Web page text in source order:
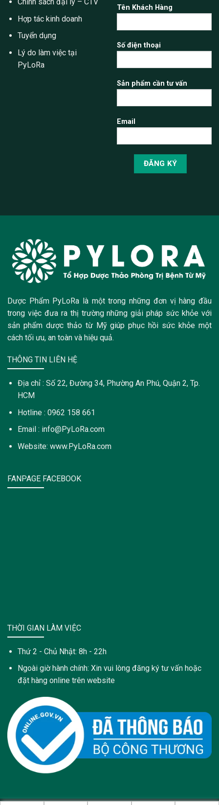
Hợp tác kinh doanh
Tuyển dụng
Lý do làm việc tại
PyLoRa
Tên Khách Hàng
Số điện thoại
Sản phẩm cần tư vấn
Email
Dược Phẩm PyLoRa là một trong những đơn vị hàng đầu
trong việc đưa ra thị trường những giải pháp sức khỏe với
sản phẩm dược thảo từ Mỹ giúp phục hồi sức khỏe một
cách tối ưu, an toàn và hiệu quả.
THÔNG TIN LIÊN HỆ
Địa chỉ : Số 22, Đường 34, Phường An Phú, Quận 2, Tp.
HCM
Hotline : 0962 158 661
Email : info@PyLoRa.com
Website: www.PyLoRa.com
FANPAGE FACEBOOK
THỜI GIAN LÀM VIỆC
Thứ 2 - Chủ Nhật: 8h - 22h
Ngoài giờ hành chính: Xin vui lòng đăng ký tư vấn hoặc
đặt hàng online trên website